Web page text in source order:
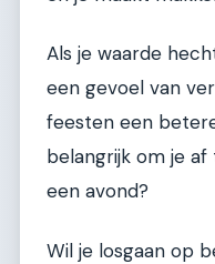
Als je waarde
een gevoel van
feesten een
belangrijk om je
een avond?
Wil je losgaan op